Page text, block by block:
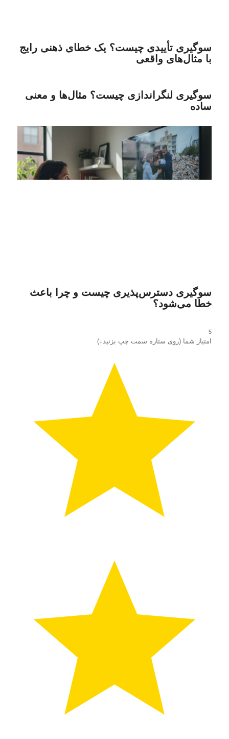
سوگیری تأییدی چیست؟ یک خطای ذهنی رایج
با مثال‌های واقعی
سوگیری لنگراندازی چیست؟ مثال‌ها و معنی
ساده
سوگیری دسترس‌پذیری چیست و چرا باعث
خطا می‌شود؟
5
امتیاز شما (روی ستاره سمت چپ بزنید↓)